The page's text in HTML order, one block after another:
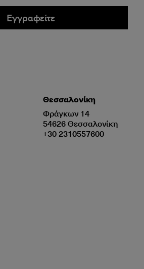
Εγγραφείτε
Θεσσαλονίκη
Φράγκων 14
54626 Θεσσαλονίκη
+30 2310557600